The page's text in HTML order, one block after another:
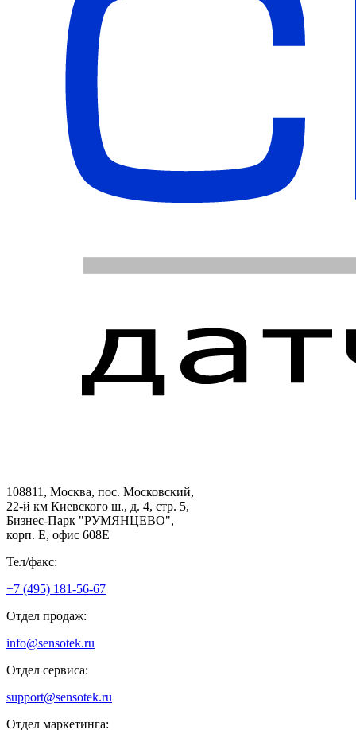
108811, Москва, пос. Московский,
22-й км Киевского ш., д. 4, стр. 5,
Бизнес-Парк "РУМЯНЦЕВО",
корп. Е, офис 608E
Тел/факс:
+7 (495) 181-56-67
Отдел продаж:
info@sensotek.ru
Отдел сервиса:
support@sensotek.ru
Отдел маркетинга: